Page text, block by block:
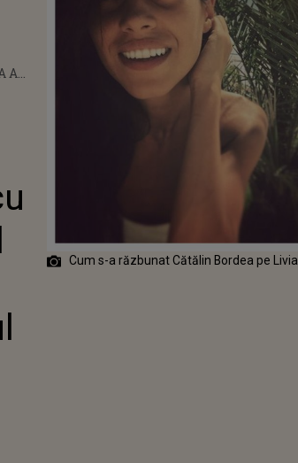
A
Cum s-a răzbunat Cătălin Bordea pe Livia